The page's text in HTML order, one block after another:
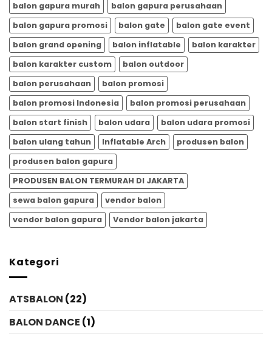
balon gapura murah
balon gapura perusahaan
balon gapura promosi
balon gate
balon gate event
balon grand opening
balon inflatable
balon karakter
balon karakter custom
balon outdoor
balon perusahaan
balon promosi
balon promosi Indonesia
balon promosi perusahaan
balon start finish
balon udara
balon udara promosi
balon ulang tahun
Inflatable Arch
produsen balon
produsen balon gapura
PRODUSEN BALON TERMURAH DI JAKARTA
sewa balon gapura
vendor balon
vendor balon gapura
Vendor balon jakarta
Kategori
ATSBALON (22)
BALON DANCE (1)